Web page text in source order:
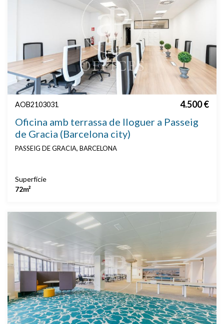
AOB2103031 4.500 €
Oficina amb terrassa de lloguer a Passeig
de Gracia (Barcelona city)
PASSEIG DE GRACIA, BARCELONA
Superfície
72m²